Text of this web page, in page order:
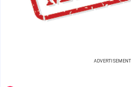
ADVERTISEMENT